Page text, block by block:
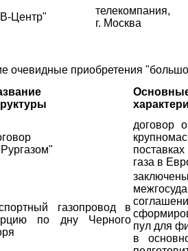
Центр"
телекомпания,
г. Москва
очевидные приобретения
договор
газа в
газопровод в
по дну Черного
пул для
в